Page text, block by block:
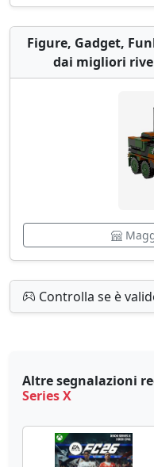
Figure, Gadget,
dai migliori
Controlla se è
Altre segnalazioni
Series X